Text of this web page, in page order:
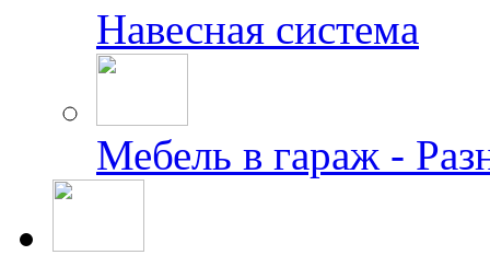
Навесная система
Мебель в гараж -